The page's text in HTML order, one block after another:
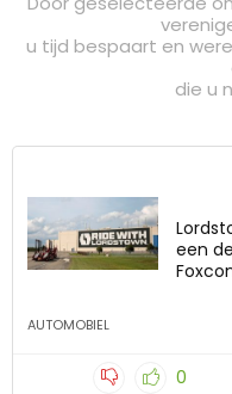
u tijd bespaart en
die u
een
AUTOMOBIEL
0